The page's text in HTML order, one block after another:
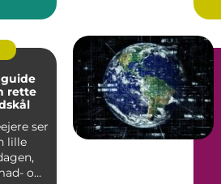
rette
ser
lille
og